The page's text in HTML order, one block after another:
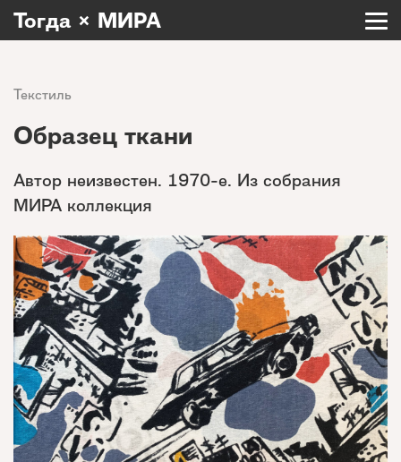
Тогда × МИРА
Текстиль
Образец ткани
Автор неизвестен. 1970-е. Из собрания
МИРА коллекция